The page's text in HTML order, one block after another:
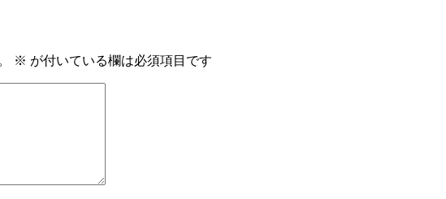
※ が付いている欄は必須項目です